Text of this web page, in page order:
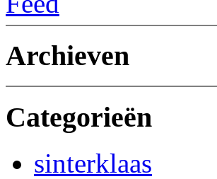
Archieven
Categorieën
sinterklaas